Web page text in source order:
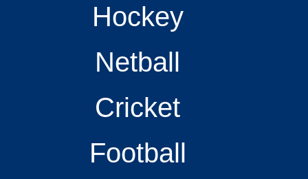
Hockey
Netball
Cricket
Football